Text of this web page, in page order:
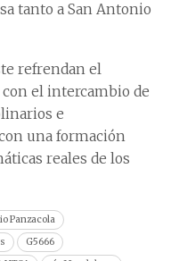
tanto a San Antonio
refrendan el
el intercambio de
e
una formación
reales de los
Panzacola
G5666